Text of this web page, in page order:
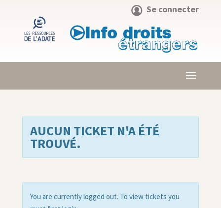
Se connecter
AUCUN TICKET N'A ÉTÉ
TROUVÉ.
You are currently logged out. To view tickets you